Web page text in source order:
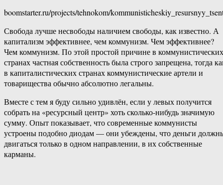
boomstarter.ru/projects/tehnokom/
Свобода лучше несвободы наличием свободы, как известно. А
капитализм эффективнее, чем коммунизм. Чем эффективнее?
Чем коммунизм. По этой простой причине в коммунистических
странах частная собственность была строго запрещена, тогда
в капиталистических странах коммунистические артели и
товарищества обычно абсолютно легальны.
Вместе с тем я буду сильно удивлён, если у левых получится
собрать на «ресурсный центр» хоть сколько-нибудь значимую
сумму. Опыт показывает, что современные коммунисты
устроены подобно диодам — они убеждены, что деньги
двигаться только в одном направлении, в их собственные
карманы.